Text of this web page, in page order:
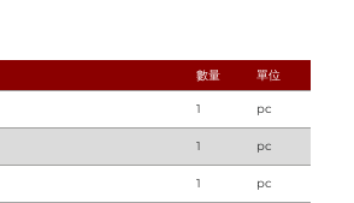
數量 單位
1
pc
1
pc
1 pc